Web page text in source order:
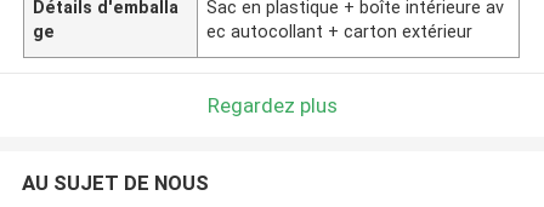
Détails d'emballa
ge
Sac en plastique + boîte intérieure av
ec autocollant + carton extérieur
Regardez plus
AU SUJET DE NOUS